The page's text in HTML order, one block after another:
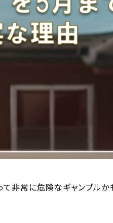
て非常に危険なギャンブルか